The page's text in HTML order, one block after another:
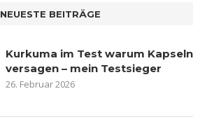
NEUESTE BEITRÄGE
Kurkuma im Test warum Kapseln
versagen – mein Testsieger
26. Februar 2026